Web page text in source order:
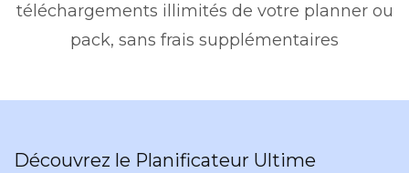
téléchargements illimités de votre planner ou
pack, sans frais supplémentaires
Découvrez le Planificateur Ultime